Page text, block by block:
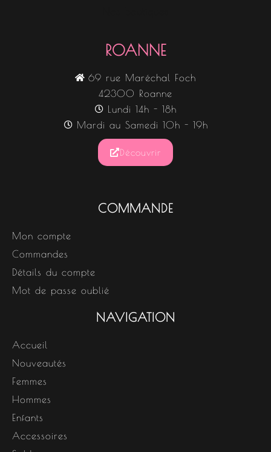
ROANNE
69 rue Maréchal Foch
42300 Roanne
Lundi 14h - 18h
Mardi au Samedi 10h - 19h
Découvrir
COMMANDE
Mon compte
Commandes
Détails du compte
Mot de passe oublié
NAVIGATION
Accueil
Nouveautés
Femmes
Hommes
Enfants
Accessoires